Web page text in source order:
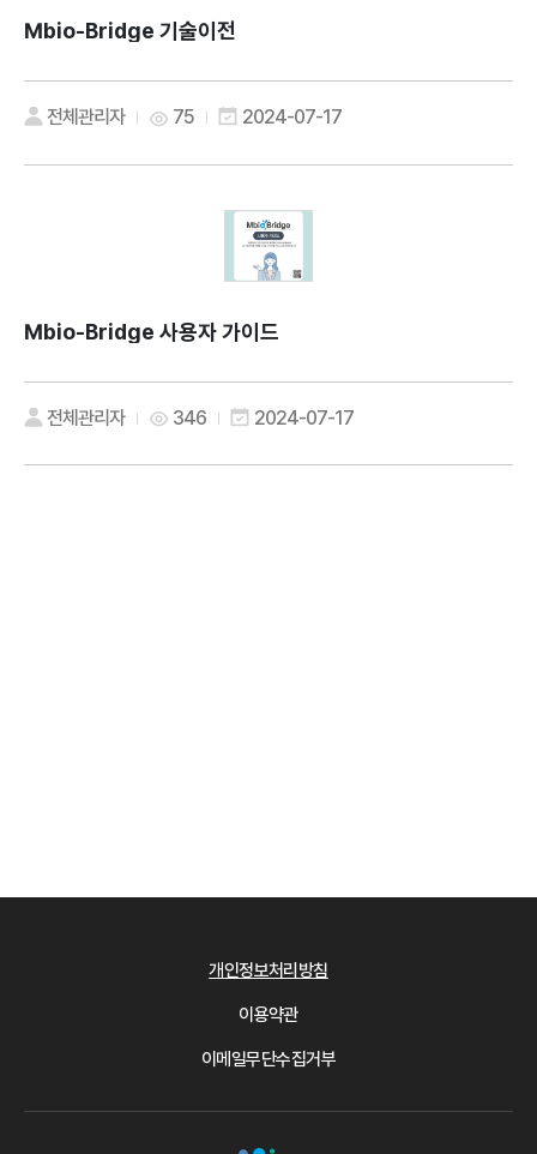
Mbio-Bridge 기술이전
전체관리자 75 2024-07-17
Mbio-Bridge 사용자 가이드
전체관리자 346 2024-07-17
개인정보처리방침
이용약관
이메일무단수집거부